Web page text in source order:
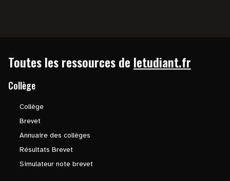
Toutes les ressources de letudiant.fr
Collège
Collège
Brevet
Annuaire des collèges
Résultats Brevet
Simulateur note brevet